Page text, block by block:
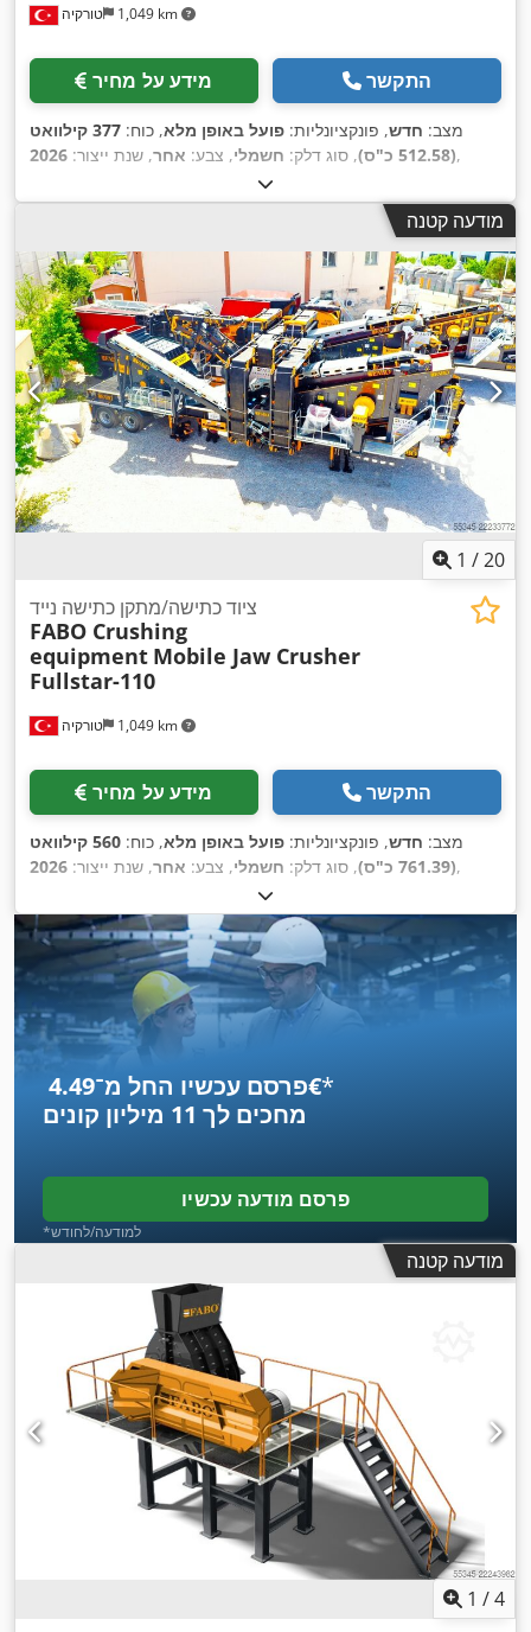
טורקיה 1,049 km
מידע על מחיר התקשר
מצב: חדש, פונקציונליות: פועל באופן מלא, כוח:
377 קילוואט
(512.58 כ"ס)
, סוג דלק: חשמלי, צבע: אחר, שנת ייצור: 2026 ,
מודעה קטנה
1 /20
טורקיה 1,049 km
ציוד כתישה/מתקן כתישה נייד
FABO Crushing
equipment Mobile Jaw Crusher
Fullstar-110
מידע על מחיר התקשר
מצב: חדש, פונקציונליות: פועל באופן מלא, כוח:
560 קילוואט
(761.39 כ"ס)
, סוג דלק: חשמלי, צבע: אחר, שנת ייצור: 2026 ,
פרסם עכשיו החל מ־‏4.49 ‏€*
מחכים לך 11 מיליון קונים
פרסם מודעה עכשיו
*למודעה/לחודש
מודעה קטנה
1 /4